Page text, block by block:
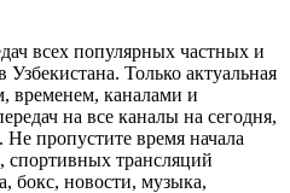
всех популярных частных и
Узбекистана. Только актуальная
временем, каналами и
на все каналы на сегодня,
пропустите время начала
трансляций
бокс, новости, музыка,